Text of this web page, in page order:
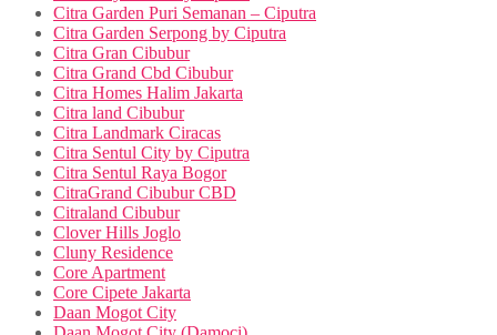
Citra Garden Puri Semanan – Ciputra
Citra Garden Serpong by Ciputra
Citra Gran Cibubur
Citra Grand Cbd Cibubur
Citra Homes Halim Jakarta
Citra land Cibubur
Citra Landmark Ciracas
Citra Sentul City by Ciputra
Citra Sentul Raya Bogor
CitraGrand Cibubur CBD
Citraland Cibubur
Clover Hills Joglo
Cluny Residence
Core Apartment
Core Cipete Jakarta
Daan Mogot City